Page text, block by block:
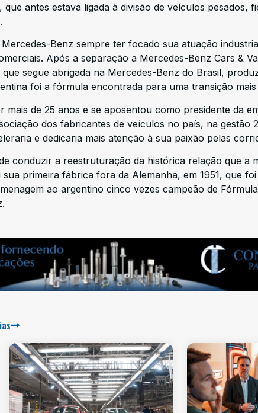
antes estava ligada à divisão de veículos pesados,
Benz sempre ter focado sua atuação
Após a separação a Mercedes-Benz Cars &
segue abrigada na Mercedes-Benz do Brasil,
foi a fórmula encontrada para uma transição
de 25 anos e se aposentou como presidente da
dos fabricantes de veículos no país, na gestão
e dedicaria mais atenção à sua paixão pelas
conduzir a reestruturação da histórica relação que a
primeira fábrica fora da Alemanha, em 1951, que
ao argentino cinco vezes campeão de